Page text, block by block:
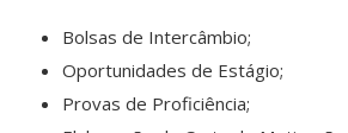
Bolsas de Intercâmbio;
Oportunidades de Estágio;
Provas de Proficiência;